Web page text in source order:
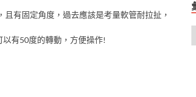
有固定角度，過去應該是考量軟管耐拉扯，
有50度的轉動，方便操作!